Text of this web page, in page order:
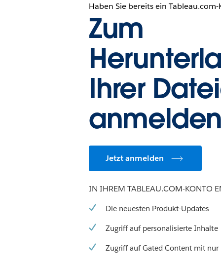
Haben Sie bereits ein
Zum
Ihrer
Jetzt anmelden
IN IHREM TABLEAU.COM-KONTO
Die neuesten Produkt-Updates
Zugriff auf personalisierte Inhalte
Zugriff auf Gated Content mit